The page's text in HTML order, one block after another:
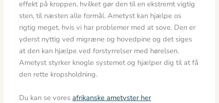
effekt på kroppen, hvilket gør den til en ekstremt vigtig
sten, til næsten alle formål. Ametyst kan hjælpe os
rigtig meget, hvis vi har problemer med at sove. Den er
yderst nyttig ved migræne og hovedpine og det siges
at den kan hjælpe ved forstyrrelser med hørelsen.
Ametyst styrker knogle systemet og hjælper dig til at få
den rette kropsholdning.
Du kan se voresafrikanske ametyster her